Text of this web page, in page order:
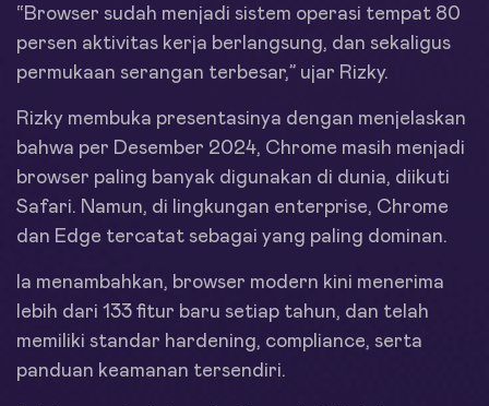
“Browser sudah menjadi sistem operasi tempat 80
persen aktivitas kerja berlangsung, dan sekaligus
permukaan serangan terbesar,” ujar Rizky.
Rizky membuka presentasinya dengan menjelaskan
bahwa per Desember 2024, Chrome masih menjadi
browser paling banyak digunakan di dunia, diikuti
Safari. Namun, di lingkungan enterprise, Chrome
dan Edge tercatat sebagai yang paling dominan.
Ia menambahkan, browser modern kini menerima
lebih dari 133 fitur baru setiap tahun, dan telah
memiliki standar hardening, compliance, serta
panduan keamanan tersendiri.